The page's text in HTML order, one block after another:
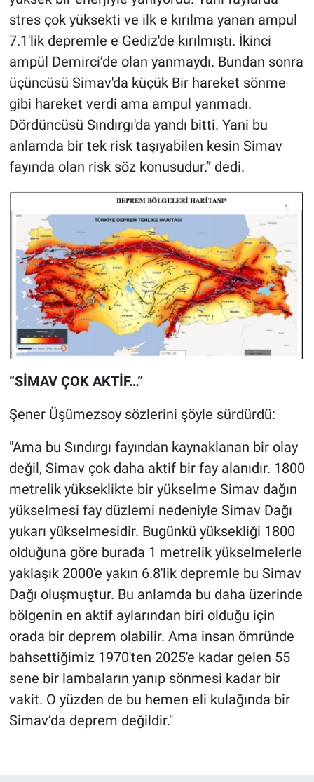
stres çok yüksekti ve ilk e kırılma yanan ampul
7.1'lik depremle e Gediz'de kırılmıştı. İkinci
ampül Demirci’de olan yanmaydı. Bundan sonra
üçüncüsü Simav'da küçük Bir hareket sönme
gibi hareket verdi ama ampul yanmadı.
Dördüncüsü Sındırgı'da yandı bitti. Yani bu
anlamda bir tek risk taşıyabilen kesin Simav
fayında olan risk söz konusudur.” dedi.
“SİMAV ÇOK AKTİF…”
Şener Üşümezsoy sözlerini şöyle sürdürdü:
"Ama bu Sındırgı fayından kaynaklanan bir olay
değil, Simav çok daha aktif bir fay alanıdır. 1800
metrelik yükseklikte bir yükselme Simav dağın
yükselmesi fay düzlemi nedeniyle Simav Dağı
yukarı yükselmesidir. Bugünkü yüksekliği 1800
olduğuna göre burada 1 metrelik yükselmelerle
yaklaşık 2000'e yakın 6.8'lik depremle bu Simav
Dağı oluşmuştur. Bu anlamda bu daha üzerinde
bölgenin en aktif aylarından biri olduğu için
orada bir deprem olabilir. Ama insan ömründe
bahsettiğimiz 1970'ten 2025'e kadar gelen 55
sene bir lambaların yanıp sönmesi kadar bir
vakit. O yüzden de bu hemen eli kulağında bir
Simav’da deprem değildir."